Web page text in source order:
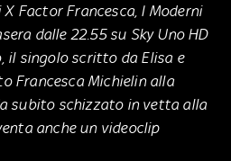
Factor Francesca, I Moderni
dalle 22.55 su Sky Uno HD
il singolo scritto da Elisa e
Francesca Michielin alla
subito schizzato in vetta alla
anche un videoclip